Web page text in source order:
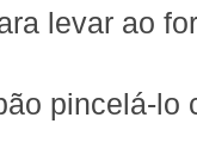
levar ao
pincelá-